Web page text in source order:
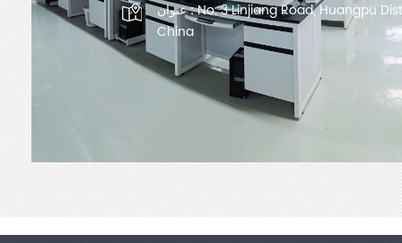
عنوان :No. 3 Linjiang Road, Huangpu
China